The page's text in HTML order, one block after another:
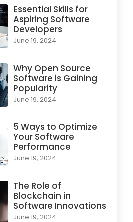
Essential Skills for
Aspiring Software
Developers
June 19, 2024
Why Open Source
Software is Gaining
Popularity
June 19, 2024
5 Ways to Optimize
Your Software
Performance
June 19, 2024
The Role of
Blockchain in
Software Innovations
June 19, 2024